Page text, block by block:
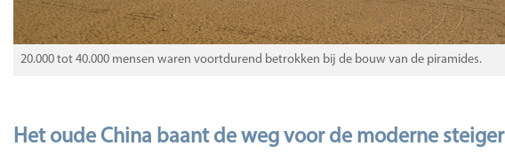
20.000 tot 40.000 mensen waren voortdurend betrokken bij de bouw van de piramides.
Het oude China baant de weg voor de moderne steiger